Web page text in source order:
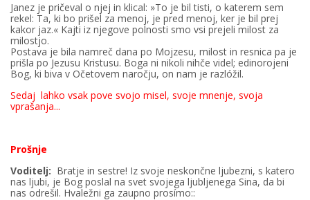
Janez je pričeval o njej in klical: »To je bil tisti, o katerem sem
rekel: Ta, ki bo prišel za menoj, je pred menoj, ker je bil prej
kakor jaz.« Kajti iz njegove polnosti smo vsi prejeli milost za
milostjo.
Postava je bila namreč dana po Mojzesu, milost in resnica pa je
prišla po Jezusu Kristusu. Boga ni nikoli nihče videl; edinorojeni
Bog, ki biva v Očetovem naročju, on nam je razlóžil.
Sedaj lahko vsak pove svojo misel, svoje mnenje, svoja
vprašanja...
Prošnje
Voditelj: Bratje in sestre! Iz svoje neskončne ljubezni, s katero
nas ljubi, je Bog poslal na svet svojega ljubljenega Sina, da bi
nas odrešil. Hvaležni ga zaupno prosímo::